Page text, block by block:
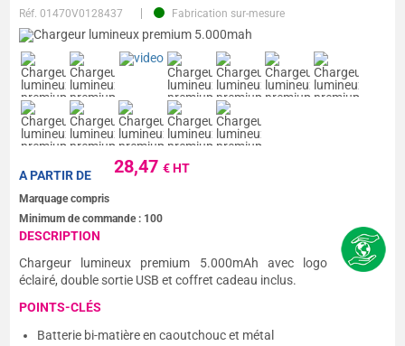
Réf.01470V0128437 Fabrication sur-mesure
28,47€ HT
A PARTIR DE
Marquage compris
Minimum de commande : 100
DESCRIPTION
Chargeur lumineux premium 5.000mAh avec logo
éclairé, double sortie USB et coffret cadeau inclus.
POINTS-CLÉS
Batterie bi-matière en caoutchouc et métal